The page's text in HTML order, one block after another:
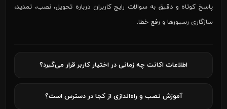
پاسخ کوتاه و دقیق به سوالات رایج کاربران درباره تحویل، نصب، تمدید،
سازگاری رسیورها و رفع خطا.
اطلاعات اکانت چه زمانی در اختیار کاربر قرار می‌گیرد؟
آموزش نصب و راه‌اندازی از کجا در دسترس است؟